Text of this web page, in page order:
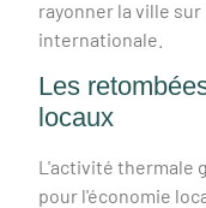
rayonner la ville
internationale.
Les
locaux
L'activité thermale
pour l'économie